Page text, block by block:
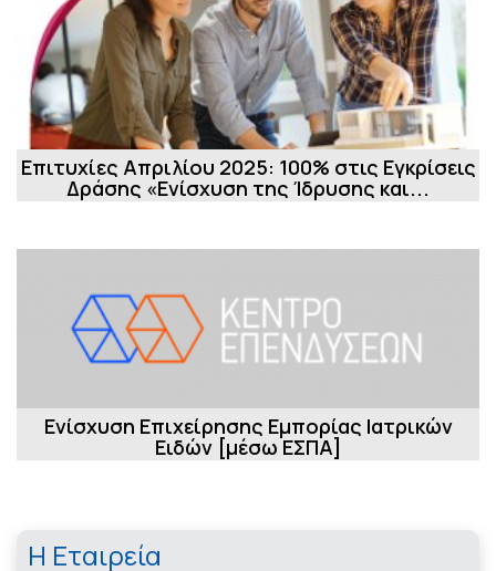
Επιτυχίες Απριλίου 2025: 100% στις Εγκρίσεις
Δράσης «Ενίσχυση της Ίδρυσης και...
Ενίσχυση Επιχείρησης Εμπορίας Ιατρικών
Ειδών [μέσω ΕΣΠΑ]
Η Εταιρεία